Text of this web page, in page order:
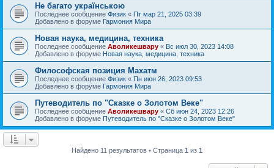
Не багато українською
Последнее сообщение Физик « Пт мар 21, 2025 03:39
Добавлено в форуме Гармония Мира
Новая наука, медицина, техника
Последнее сообщение Аволикешвару « Вс июл 30, 2023 14:08
Добавлено в форуме Новая наука, медицина, техника
Философская позиция Махатм
Последнее сообщение Физик « Пн июн 26, 2023 09:53
Добавлено в форуме Гармония Мира
Путеводитель по "Сказке о Золотом Веке"
Последнее сообщение Аволикешвару « Сб июн 24, 2023 12:26
Добавлено в форуме Путеводитель по "Сказке о Золотом Веке"
Найдено 11 результатов • Страница 1 из 1